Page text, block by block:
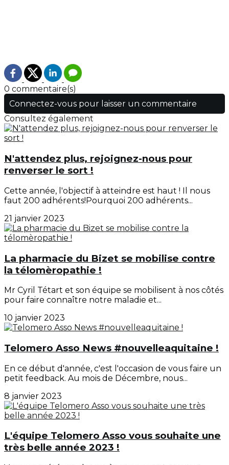
0 commentaire(s)
Connectez-vous pour laisser un commentaire
Consultez également
N'attendez plus, rejoignez-nous pour
renverser le sort !
Cette année, l'objectif à atteindre est haut ! Il nous
faut 200 adhérents!Pourquoi 200 adhérents...
21 janvier 2023
La pharmacie du Bizet se mobilise contre
la télomèropathie !
Mr Cyril Tétart et son équipe se mobilisent à nos côtés
pour faire connaître notre maladie et...
10 janvier 2023
Telomero Asso News #nouvelleaquitaine !
En ce début d'année, c'est l'occasion de vous faire un
petit feedback. Au mois de Décembre, nous...
8 janvier 2023
L'équipe Telomero Asso vous souhaite une
très belle année 2023 !